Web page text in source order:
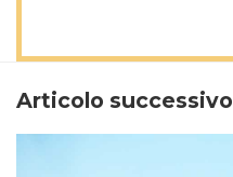
Articolo successivo